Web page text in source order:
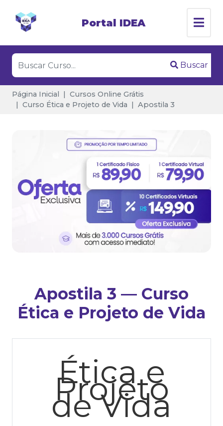
Portal IDEA
Buscar
Página Inicial
Cursos Online Grátis
Curso Ética e Projeto de Vida
Apostila 3
Apostila 3 — Curso
Ética e Projeto de Vida
Ética e
Projeto
deVida